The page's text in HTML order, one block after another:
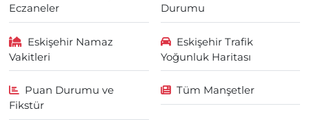
Eczaneler
Durumu
Eskişehir Namaz
Vakitleri
Eskişehir Trafik
Yoğunluk Haritası
Puan Durumu ve
Fikstür
Tüm Manşetler